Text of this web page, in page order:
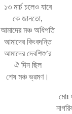
১৩ মার্চ চলেও যাবে
কে জানতো,
আমাদের মঞ্চ অধিপতি
আমাদের কিংবদন্তি
আমাদের দেবশিশু’র
ঐ দিন ছিল
শেষ মঞ্চ ভ্রমণ।
মোঃ